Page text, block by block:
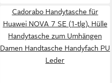
Cadorabo Handytasche für
Huawei NOVA 7 SE (1-tlg), Hülle
Handytasche zum Umhängen
Damen Handtasche Handyfach PU
Leder